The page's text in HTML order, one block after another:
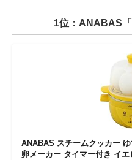
1位：ANABAS「
ANABAS スチームクッカー
卵メーカー タイマー付き イエ